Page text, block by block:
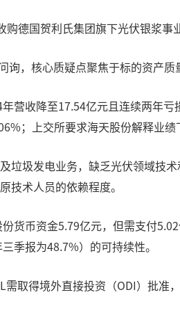
德国贺利氏集团旗下光伏银浆事
，核心质疑点聚焦于标的资产
营收降至17.54亿元且连续两年
；上交所要求海天股份解释业绩
垃圾发电业务，缺乏光伏领域技
技术人员的依赖程度。
货币资金5.79亿元，但需支付
季报为48.7%）的可持续性。
取得境外直接投资（ODI）批